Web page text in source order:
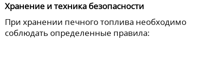
Хранение и техника безопасности
При хранении печного топлива необходимо
соблюдать определенные правила: